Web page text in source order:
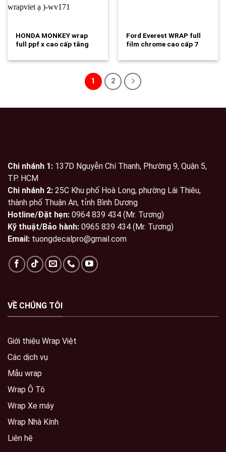
HONDA MONKEY wrap
full ppf x cao cấp tăng
Ford Everest WRAP full
film chrome cao cấp 7
1 2
Chi nhánh 1: 137D Nguyễn Chí Thanh, Phường 9, Quận 5,
TP. HCM
Chi nhánh 2: 25C Khu phố Hoà Long, phường Lái Thiêu,
thành phố Thuận An, tỉnh Bình Dương
Hotline/Đặt hẹn: 0964 839 434 (Mr. Tương)
Kỹ thuật/Bảo hành: 0965 839 434 (Mr. Tương)
Email: tuongdecalpro@gmail.com
VỀ CHÚNG TÔI
Giới thiệu Wrap Việt
Các dịch vụ
Mẫu wrap
Wrap Ô Tô
Wrap Xe máy
Wrap Nhà Kính
Liên hệ